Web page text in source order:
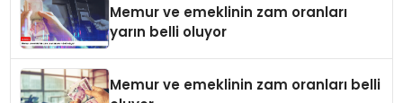
Memur ve emeklinin zam oranları
yarın belli oluyor
Memur ve emeklinin zam oranları belli